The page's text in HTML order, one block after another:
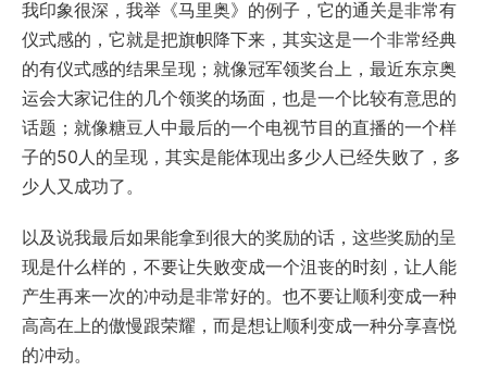
我印象很深，我举《马里奥》的例子，它的通关是非常有
仪式感的，它就是把旗帜降下来，其实这是一个非常经典
的有仪式感的结果呈现；就像冠军领奖台上，最近东京奥
运会大家记住的几个领奖的场面，也是一个比较有意思的
话题；就像糖豆人中最后的一个电视节目的直播的一个样
子的50人的呈现，其实是能体现出多少人已经失败了，多
少人又成功了。
以及说我最后如果能拿到很大的奖励的话，这些奖励的呈
现是什么样的，不要让失败变成一个沮丧的时刻，让人能
产生再来一次的冲动是非常好的。也不要让顺利变成一种
高高在上的傲慢跟荣耀，而是想让顺利变成一种分享喜悦
的冲动。